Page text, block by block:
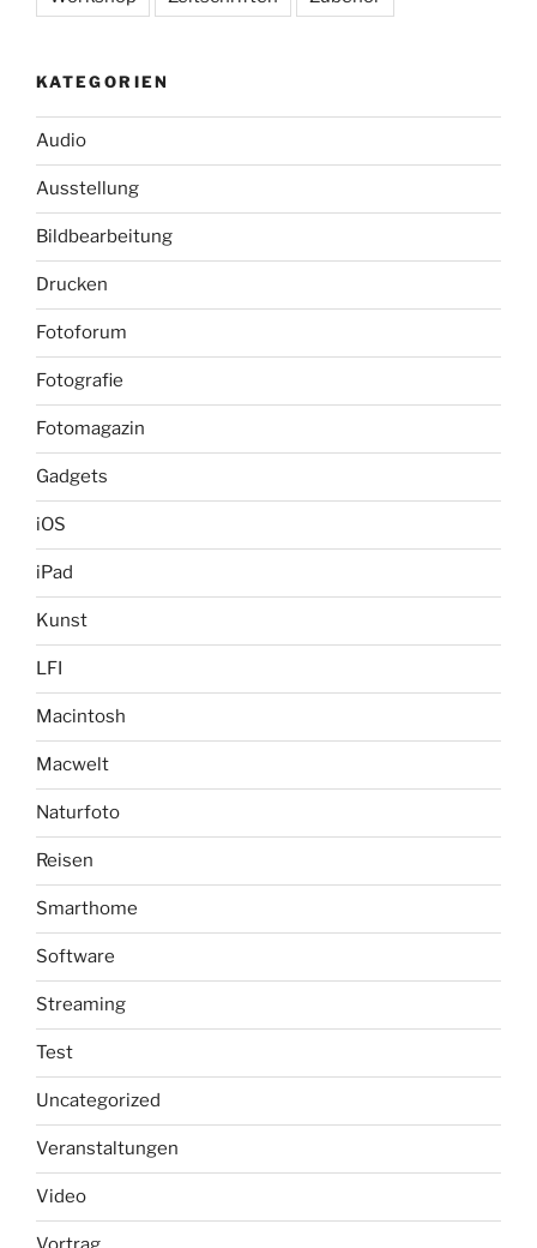
KATEGORIEN
Audio
Ausstellung
Bildbearbeitung
Drucken
Fotoforum
Fotografie
Fotomagazin
Gadgets
iOS
iPad
Kunst
LFI
Macintosh
Macwelt
Naturfoto
Reisen
Smarthome
Software
Streaming
Test
Uncategorized
Veranstaltungen
Video